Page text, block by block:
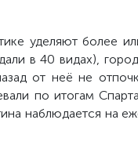
уделяют более
в 40 видах),
от неё не
по итогам
наблюдается на